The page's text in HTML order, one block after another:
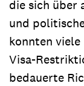
die sich über
und
konnten
Visa-
bedauerte